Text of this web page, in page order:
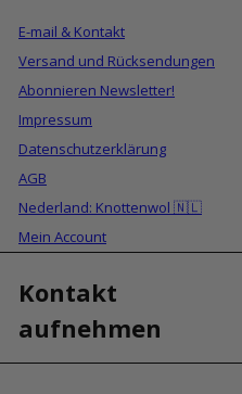
E-mail & Kontakt
Versand und Rücksendungen
Abonnieren Newsletter!
Impressum
Datenschutzerklärung
AGB
Nederland: Knottenwol 🇳🇱
Mein Account
Kontakt
aufnehmen